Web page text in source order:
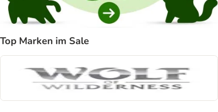
Top Marken im Sale